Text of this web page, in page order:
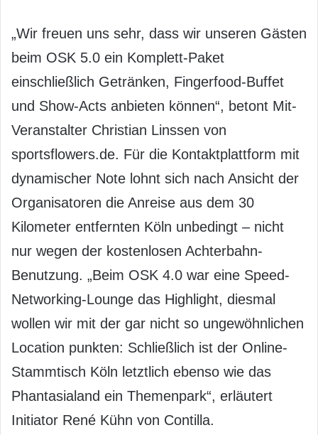
„Wir freuen uns sehr, dass wir unseren Gästen
beim OSK 5.0 ein Komplett-Paket
einschließlich Getränken, Fingerfood-Buffet
und Show-Acts anbieten können“, betont Mit-
Veranstalter Christian Linssen von
sportsflowers.de. Für die Kontaktplattform mit
dynamischer Note lohnt sich nach Ansicht der
Organisatoren die Anreise aus dem 30
Kilometer entfernten Köln unbedingt – nicht
nur wegen der kostenlosen Achterbahn-
Benutzung. „Beim OSK 4.0 war eine Speed-
Networking-Lounge das Highlight, diesmal
wollen wir mit der gar nicht so ungewöhnlichen
Location punkten: Schließlich ist der Online-
Stammtisch Köln letztlich ebenso wie das
Phantasialand ein Themenpark“, erläutert
Initiator René Kühn von Contilla.